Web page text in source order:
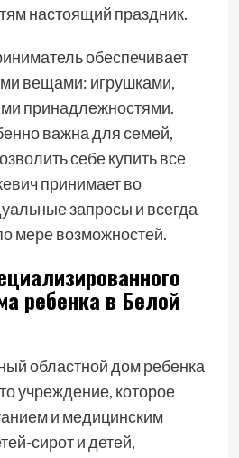
настоящий праздник.
обеспечивает
вещами: игрушками,
принадлежностями.
важна для семей,
себе купить все
принимает во
запросы и всегда
мере возможностей.
ребенка в Белой
областной дом ребенка
учреждение, которое
и медицинским
сирот и детей,